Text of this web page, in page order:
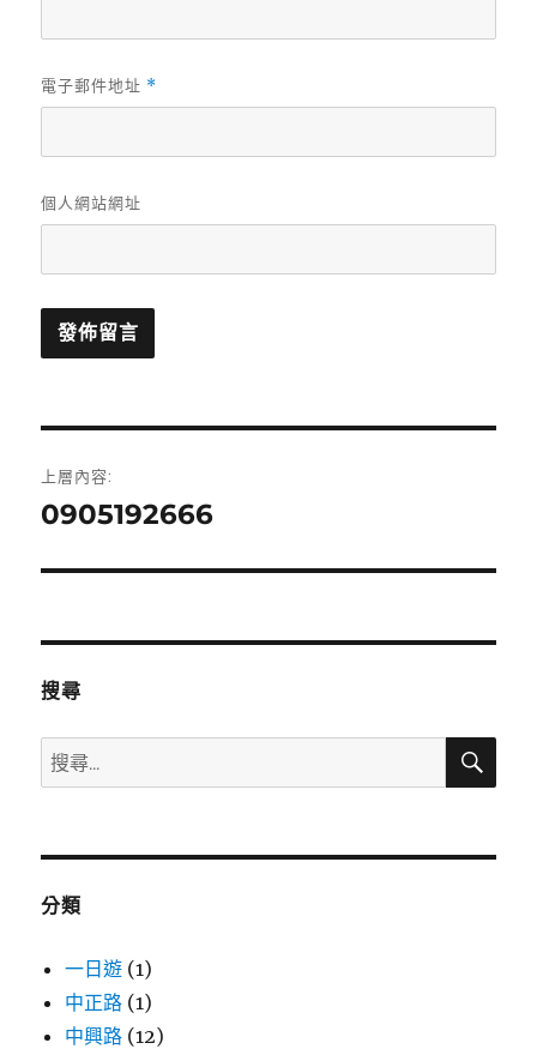
電子郵件地址 *
個人網站網址
章
上層內容:
0905192666
搜尋
搜
尋
鍵
搜
分類
一日遊 (1)
中正路 (1)
中興路 (12)